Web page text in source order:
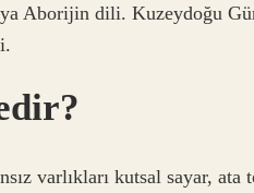
Aborijin dili. Kuzeydoğu
varlıkları kutsal sayar, ata